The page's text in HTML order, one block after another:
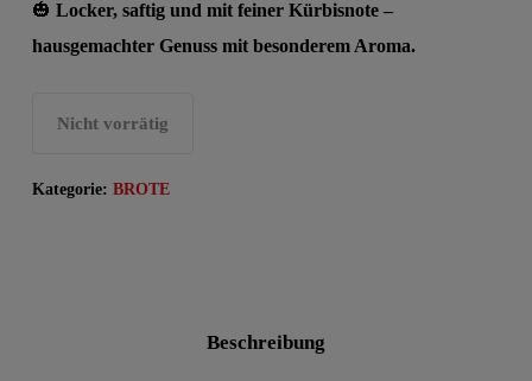
🎃 Locker, saftig und mit feiner Kürbisnote –
hausgemachter Genuss mit besonderem Aroma.
Nicht vorrätig
Kategorie: BROTE
Beschreibung